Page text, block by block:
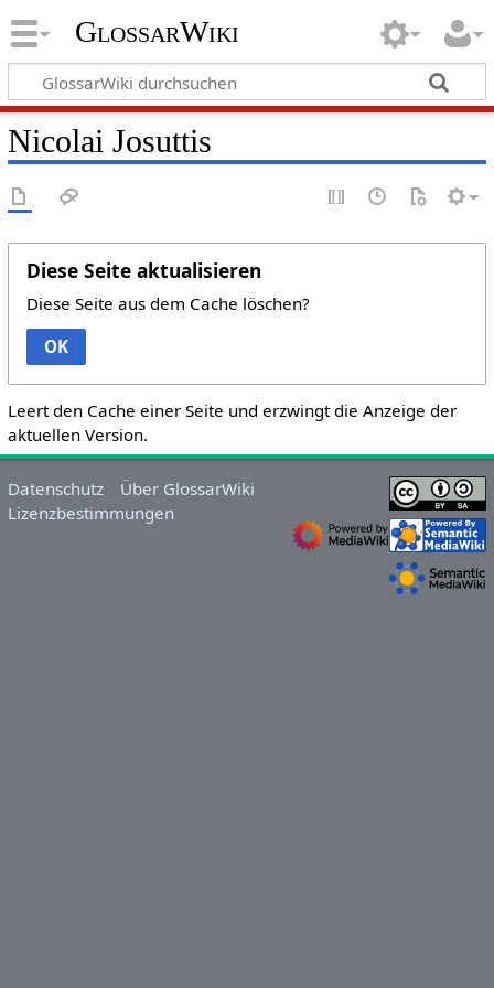
GlossarWiki
Nicolai Josuttis
Diese Seite aktualisieren
Diese Seite aus dem Cache löschen?
OK
Leert den Cache einer Seite und erzwingt die Anzeige der
aktuellen Version.
Datenschutz
Über GlossarWiki
Lizenzbestimmungen